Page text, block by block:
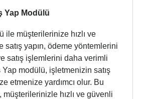
Yap Modülü
ile müşterilerinize hızlı ve
satış yapın, ödeme yöntemlerini
satış işlemlerini daha verimli
Yap modülü, işletmenizin satış
etmenize yardımcı olur. Bu
hızlı ve güvenli